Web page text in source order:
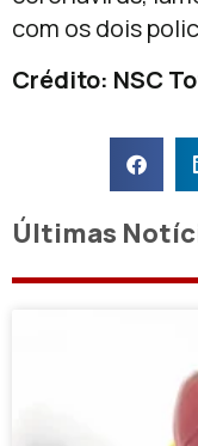
com os dois
Crédito: NSC
Últimas